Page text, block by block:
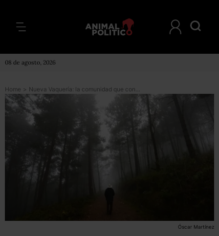
08 de agosto, 2026
Home > Nueva Vaquería: la comunidad que conserva su bosque en una zona de tala ilegal
Óscar Martínez